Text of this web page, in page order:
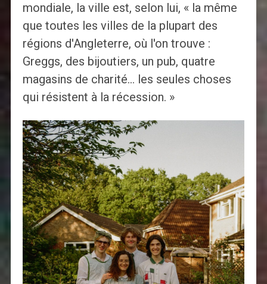
mondiale, la ville est, selon lui, « la même
que toutes les villes de la plupart des
régions d'Angleterre, où l'on trouve :
Greggs, des bijoutiers, un pub, quatre
magasins de charité… les seules choses
qui résistent à la récession. »